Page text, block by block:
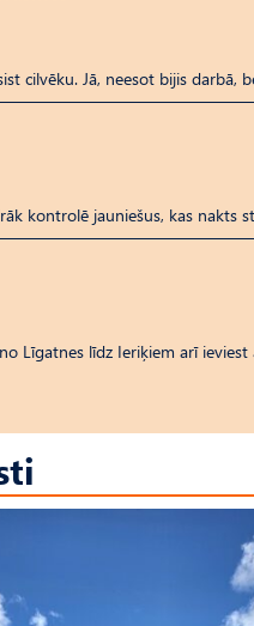
cilvēku. Jā, neesot bijis darbā,
kontrolē jauniešus, kas nakts
Līgatnes līdz Ieriķiem arī